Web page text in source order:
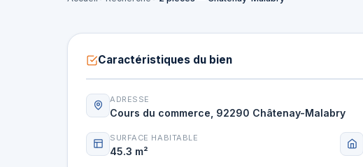
Caractéristiques du bien
ADRESSE
Cours du commerce, 92290 Châtenay-Malabry
SURFACE HABITABLE
45.3 m²